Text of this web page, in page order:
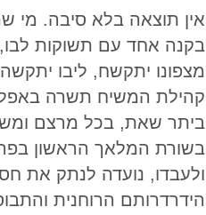
אין תוצאה בלא סיבה. מי
בקנה אחד עם תשוקות לבו,
מצפונו יתקשח, ליבו
קהילת המשיח תשרה
ביתר שאת, בכל מרצם
בשורת המלאך הראשון
ולעבדו, נועדה לנתק את
הידרדרותם הרוחנית